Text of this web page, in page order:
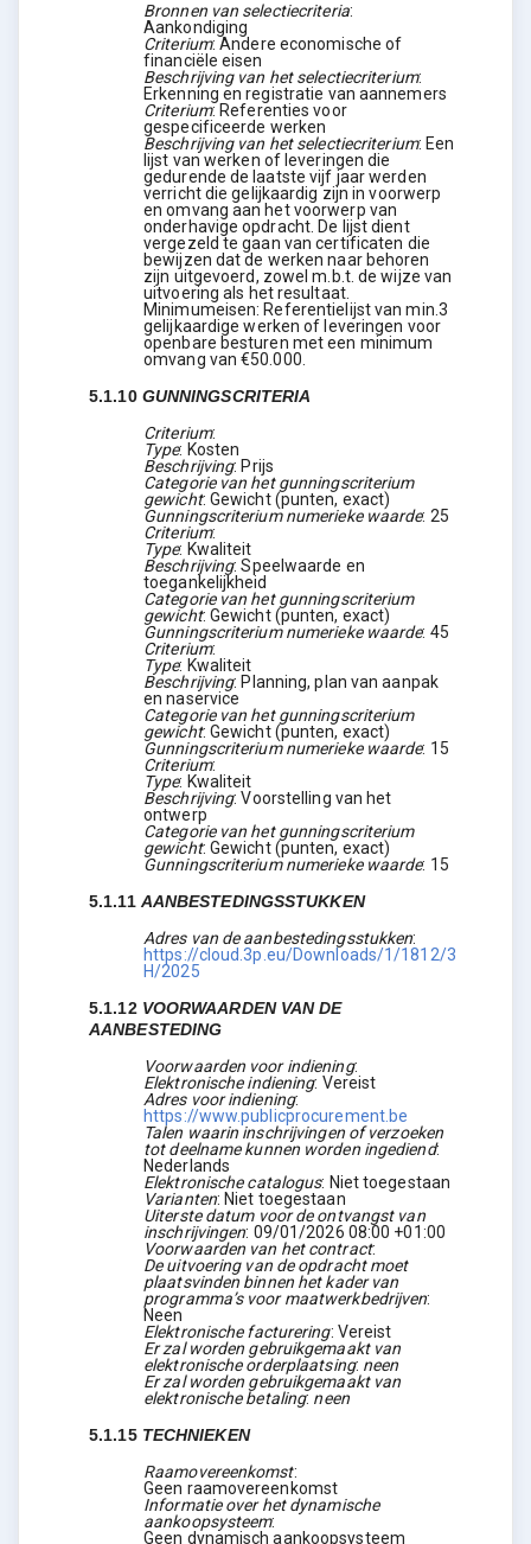
Bronnen van selectiecriteria:
Aankondiging
Criterium:Andere economische of
financiële eisen
Beschrijving van het selectiecriterium:
Erkenning en registratie van aannemers
Criterium: Referenties voor
gespecificeerde werken
Beschrijving van het selectiecriterium: Een
lijst van werken of leveringen die
gedurende de laatste vijf jaar werden
verricht die gelijkaardig zijn in voorwerp
en omvang aan het voorwerp van
onderhavige opdracht. De lijst dient
vergezeld te gaan van certificaten die
bewijzen dat de werken naar behoren
zijn uitgevoerd, zowel m.b.t. de wijze van
uitvoering als het resultaat.
Minimumeisen: Referentielijst van min.3
gelijkaardige werken of leveringen voor
openbare besturen met een minimum
omvang van €50.000.
5.1.10 GUNNINGSCRITERIA
Criterium:
Type: Kosten
Beschrijving: Prijs
Categorie van het gunningscriterium
gewicht: Gewicht (punten, exact)
Gunningscriterium numerieke waarde: 25
Criterium:
Type: Kwaliteit
Beschrijving:Speelwaarde en
toegankelijkheid
Categorie van het gunningscriterium
gewicht: Gewicht (punten, exact)
Gunningscriterium numerieke waarde: 45
Criterium:
Type: Kwaliteit
Beschrijving: Planning, plan van aanpak
en naservice
Categorie van het gunningscriterium
gewicht: Gewicht (punten, exact)
Gunningscriterium numerieke waarde: 15
Criterium:
Type: Kwaliteit
Beschrijving:Voorstelling van het
ontwerp
Categorie van het gunningscriterium
gewicht: Gewicht (punten, exact)
Gunningscriterium numerieke waarde: 15
5.1.11 AANBESTEDINGSSTUKKEN
Adres van de aanbestedingsstukken:
https://cloud.3p.eu/Downloads/1/1812/3
H/2025
5.1.12 VOORWAARDEN VAN DE
AANBESTEDING
Voorwaarden voor indiening:
Elektronische indiening: Vereist
Adres voor indiening:
https://www.publicprocurement.be
Talen waarin inschrijvingen of verzoeken
tot deelname kunnen worden ingediend:
Nederlands
Elektronische catalogus: Niet toegestaan
Varianten: Niet toegestaan
Uiterste datum voor de ontvangst van
inschrijvingen: 09/01/2026 08:00 +01:00
Voorwaarden van het contract:
De uitvoering van de opdracht moet
plaatsvinden binnen het kader van
programma’s voor maatwerkbedrijven:
Neen
Elektronische facturering: Vereist
Er zal worden gebruikgemaakt van
elektronische orderplaatsing: neen
Er zal worden gebruikgemaakt van
elektronische betaling: neen
5.1.15 TECHNIEKEN
Raamovereenkomst:
Geen raamovereenkomst
Informatie over het dynamische
aankoopsysteem:
Geen dynamisch aankoopsysteem